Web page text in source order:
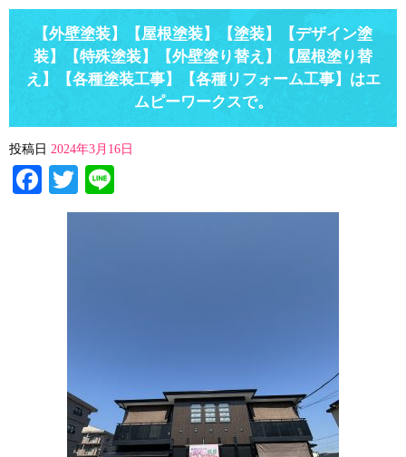
【外壁塗装】【屋根塗装】【塗装】【デザイン塗
装】【特殊塗装】【外壁塗り替え】【屋根塗り替
え】【各種塗装工事】【各種リフォーム工事】はエ
ムピーワークスで。
投稿日 2024年3月16日
Facebook
Twitter